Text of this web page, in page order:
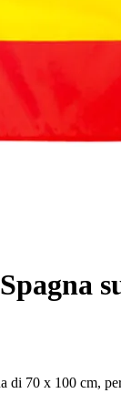
di 70 x 100 cm,